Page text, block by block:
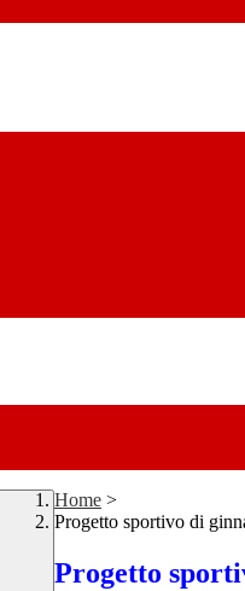
Home >
Progetto sportivo di
Progetto